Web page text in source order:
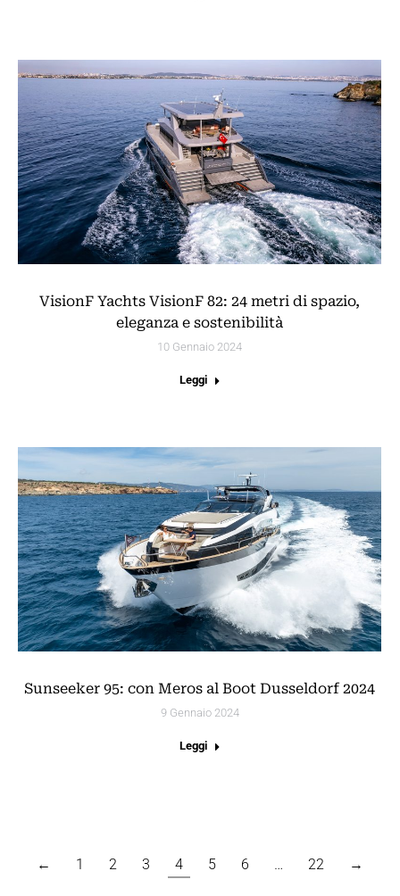
VisionF Yachts VisionF 82: 24 metri di spazio,
eleganza e sostenibilità
10 Gennaio 2024
Leggi
Sunseeker 95: con Meros al Boot Dusseldorf 2024
9 Gennaio 2024
Leggi
← 1 2 3 4 5 6 … 22 →